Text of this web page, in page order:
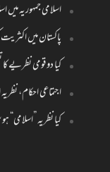
اسلامی جمہوریہ میں
پاکستان میں
کیا دو قومی
اجتماعی احکام،
کیا نظریہ ”اسلامی“